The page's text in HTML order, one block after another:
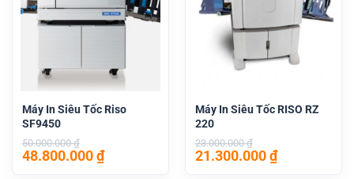
Máy In Siêu Tốc Riso
SF9450
50.000.000₫
Giá
48.800.000₫Giá
hiện
Máy In Siêu Tốc RISO RZ
220
23.000.000₫
Giá
21.300.000₫Giá
hiện